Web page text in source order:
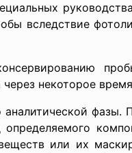
вследствие
некоторое
или их